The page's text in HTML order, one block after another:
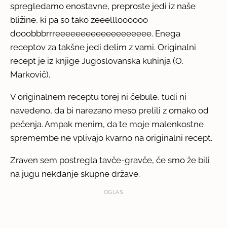
spregledamo enostavne, preproste jedi iz naše
bližine, ki pa so tako zeeellloooooo
dooobbbrrreeeeeeeeeeeeeeeeeee. Enega
receptov za takšne jedi delim z vami. Originalni
recept je iz knjige Jugoslovanska kuhinja (O.
Markovič).
V originalnem receptu torej ni čebule, tudi ni
navedeno, da bi narezano meso prelili z omako od
pečenja. Ampak menim, da te moje malenkostne
spremembe ne vplivajo kvarno na originalni recept.
Zraven sem postregla tavče-gravče, če smo že bili
na jugu nekdanje skupne države.
OGLAS